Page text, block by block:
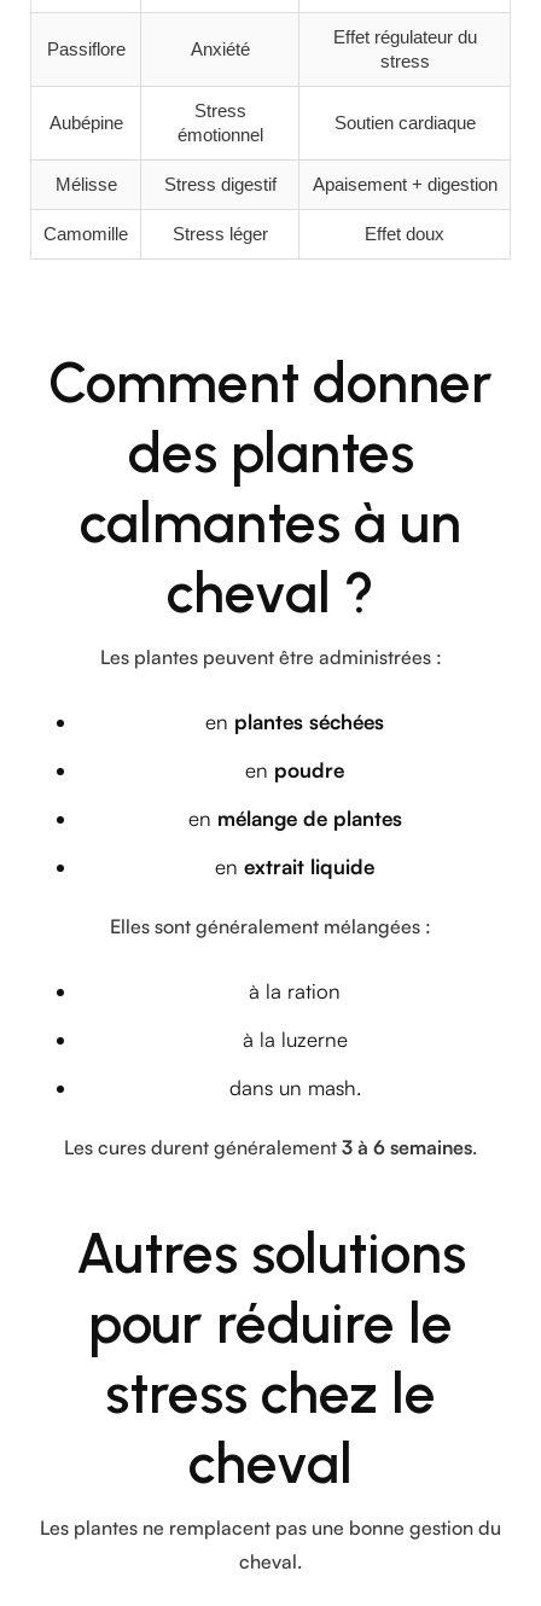
Passiflore Anxiété
Effet régulateur du
stress
Aubépine
Stress
émotionnel
Soutien cardiaque
Mélisse Stress digestif Apaisement + digestion
Camomille Stress léger Effet doux
Comment donner
des plantes
calmantes à un
cheval ?
Les plantes peuvent être administrées :
en plantes séchées
en poudre
en mélange de plantes
en extrait liquide
Elles sont généralement mélangées :
à la ration
à la luzerne
dans un mash.
Les cures durent généralement 3 à 6 semaines.
Autres solutions
pour réduire le
stress chez le
cheval
Les plantes ne remplacent pas une bonne gestion du
cheval.